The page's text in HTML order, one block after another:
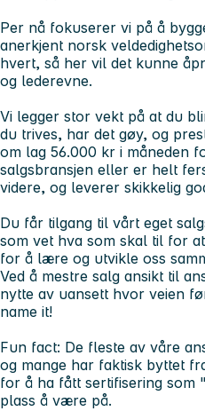
Per nå fokuserer vi på å
anerkjent norsk
hvert, så her vil det kunne
og lederevne.
Vi legger stor vekt på at du
du trives, har det gøy, og
om lag 56.000 kr i måneden
salgsbransjen eller er helt
videre, og leverer skikkelig
Du får tilgang til vårt eget
som vet hva som skal til for
for å lære og utvikle oss
Ved å mestre salg ansikt til
nytte av uansett hvor veien
name it!
Fun fact: De fleste av våre
og mange har faktisk byttet
for å ha fått sertifisering som
plass å være på.